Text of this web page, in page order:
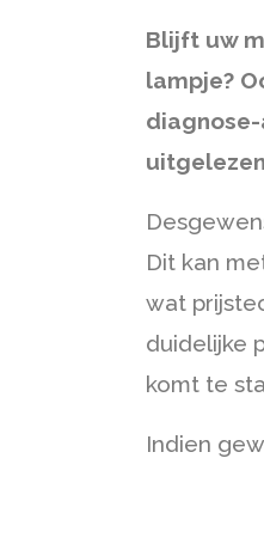
Blijft uw
lampje?
Dit kan
wat
duidelijke
komt te
Indien